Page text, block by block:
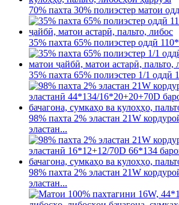
70% пахта 30% полиэстер матои
35% пахта 65% полиэстер оддӣ
35% пахта 65% полиэстер 1/1 оддӣ
98% пахта 2% эластан 21W
эластан...
98% пахта 2% эластан 21W
эластан...